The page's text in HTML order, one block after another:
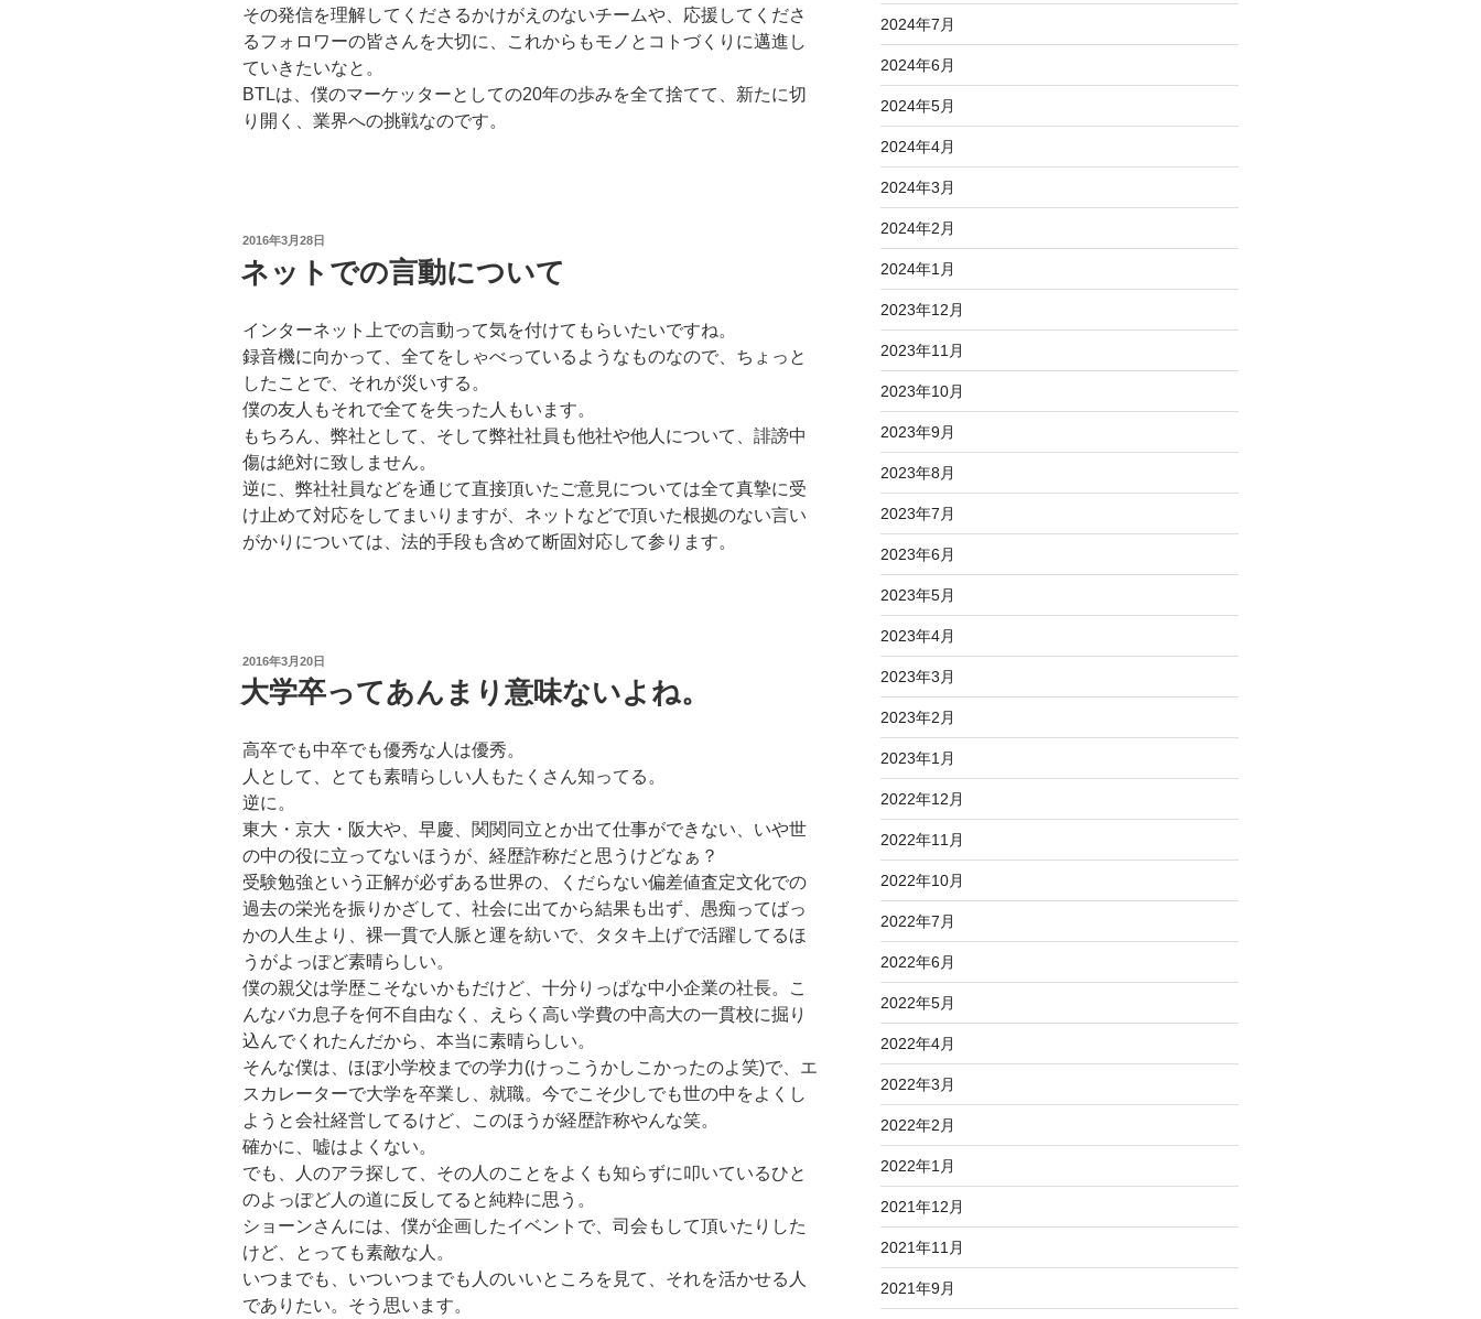
その発信を理解してくださるかけがえのないチームや、応援してくださ
るフォロワーの皆さんを大切に、これからもモノとコトづくりに邁進し
ていきたいなと。
BTLは、僕のマーケッターとしての20年の歩みを全て捨てて、新たに切
り開く、業界への挑戦なのです。
投
日:
2016年3月28日
ネットでの言動について
インターネット上での言動って気を付けてもらいたいですね。
録音機に向かって、全てをしゃべっているようなものなので、ちょっと
したことで、それが災いする。
僕の友人もそれで全てを失った人もいます。
もちろん、弊社として、そして弊社社員も他社や他人について、誹謗中
傷は絶対に致しません。
逆に、弊社社員などを通じて直接頂いたご意見については全て真摯に受
け止めて対応をしてまいりますが、ネットなどで頂いた根拠のない言い
がかりについては、法的手段も含めて断固対応して参ります。
投
稿
日:
2016年3月20日
大学卒ってあんまり意味ないよね。
高卒でも中卒でも優秀な人は優秀。
人として、とても素晴らしい人もたくさん知ってる。
逆に。
東大・京大・阪大や、早慶、関関同立とか出て仕事ができない、いや世
の中の役に立ってないほうが、経歴詐称だと思うけどなぁ？
受験勉強という正解が必ずある世界の、くだらない偏差値査定文化での
過去の栄光を振りかざして、社会に出てから結果も出ず、愚痴ってばっ
かの人生より、裸一貫で人脈と運を紡いで、タタキ上げで活躍してるほ
うがよっぽど素晴らしい。
僕の親父は学歴こそないかもだけど、十分りっぱな中小企業の社長。こ
んなバカ息子を何不自由なく、えらく高い学費の中高大の一貫校に掘り
込んでくれたんだから、本当に素晴らしい。
そんな僕は、ほぼ小学校までの学力(けっこうかしこかったのよ笑)で、エ
スカレーターで大学を卒業し、就職。今でこそ少しでも世の中をよくし
ようと会社経営してるけど、このほうが経歴詐称やんな笑。
確かに、嘘はよくない。
でも、人のアラ探して、その人のことをよくも知らずに叩いているひと
のよっぽど人の道に反してると純粋に思う。
ショーンさんには、僕が企画したイベントで、司会もして頂いたりした
けど、とっても素敵な人。
いつまでも、いついつまでも人のいいところを見て、それを活かせる人
でありたい。そう思います。
2024年7月
2024年6月
2024年5月
2024年4月
2024年3月
2024年2月
2024年1月
2023年12月
2023年11月
2023年10月
2023年9月
2023年8月
2023年7月
2023年6月
2023年5月
2023年4月
2023年3月
2023年2月
2023年1月
2022年12月
2022年11月
2022年10月
2022年7月
2022年6月
2022年5月
2022年4月
2022年3月
2022年2月
2022年1月
2021年12月
2021年11月
2021年9月